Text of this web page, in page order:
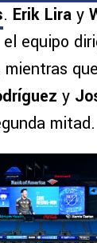
. Erik Lira y
equipo
que
y
mitad.